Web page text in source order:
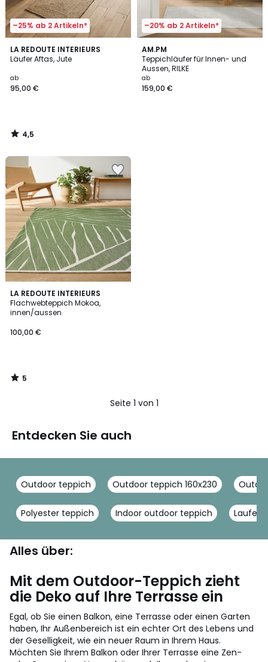
–25% ab 2 Artikeln*
LA REDOUTE INTERIEURS
Läufer Aftas, Jute
ab
95,00 €
4,5
/ 5
4,5
/
–20% ab 2 Artikeln*
AM.PM
Teppichläufer für Innen- und
Aussen, RILKE
ab
159,00 €
LA REDOUTE INTERIEURS
Flachwebteppich Mokoa,
innen/aussen
100,00 €
5
/
5
5
/
Seite 1 von 1
Entdecken Sie auch
Outdoor teppich Outdoor teppich 160x230
Polyester teppich Indoor outdoor teppich Laufer
Alles über:
Mit dem Outdoor-Teppich zieht
die Deko auf Ihre Terrasse ein
Egal, ob Sie einen Balkon, eine Terrasse oder einen Garten
haben, Ihr Außenbereich ist ein echter Ort des Lebens und
der Geselligkeit, wie ein neuer Raum in Ihrem Haus.
Möchten Sie Ihrem Balkon oder Ihrer Terrasse eine Zen-